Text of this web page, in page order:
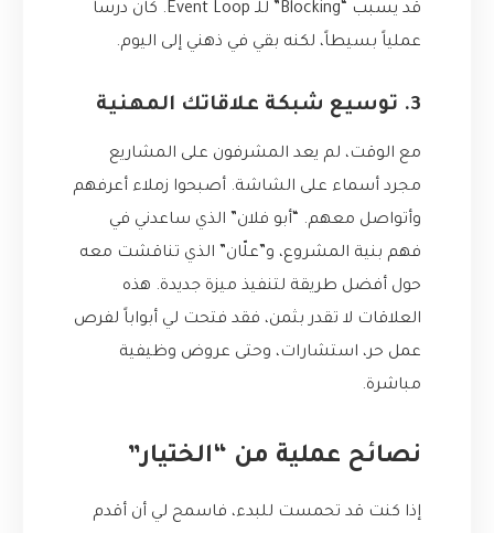
قد يسبب “Blocking” للـ Event Loop. كان درساً
عملياً بسيطاً، لكنه بقي في ذهني إلى اليوم.
3. توسيع شبكة علاقاتك المهنية
مع الوقت، لم يعد المشرفون على المشاريع
مجرد أسماء على الشاشة. أصبحوا زملاء أعرفهم
وأتواصل معهم. “أبو فلان” الذي ساعدني في
فهم بنية المشروع، و”علّان” الذي تناقشت معه
حول أفضل طريقة لتنفيذ ميزة جديدة. هذه
العلاقات لا تقدر بثمن، فقد فتحت لي أبواباً لفرص
عمل حر، استشارات، وحتى عروض وظيفية
مباشرة.
نصائح عملية من “الختيار”
إذا كنت قد تحمست للبدء، فاسمح لي أن أقدم